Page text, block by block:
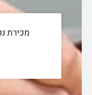
מכירת